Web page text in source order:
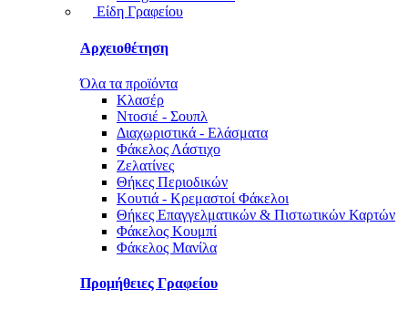
Είδη Γραφείου
Αρχειοθέτηση
Όλα τα προϊόντα
Κλασέρ
Ντοσιέ - Σουπλ
Διαχωριστικά - Ελάσματα
Φάκελος Λάστιχο
Ζελατίνες
Θήκες Περιοδικών
Κουτιά - Κρεμαστοί Φάκελοι
Θήκες Επαγγελματικών & Πιστωτικών Καρτών
Φάκελος Κουμπί
Φάκελος Μανίλα
Προμήθειες Γραφείου